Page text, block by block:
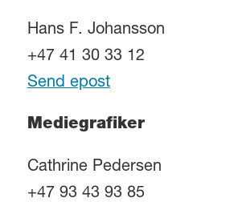
Hans F. Johansson
+47 41 30 33 12
Send epost
Mediegrafiker
Cathrine Pedersen
+47 93 43 93 85